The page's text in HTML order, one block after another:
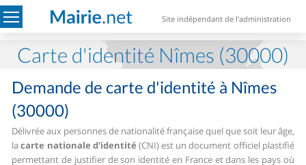
Site indépendant de l'administration
Carte d'identité Nîmes (30000)
Demande de carte d'identité à Nîmes
(30000)
Délivrée aux personnes de nationalité française quel que soit leur âge,
lacarte nationale d'identité (CNI) est un document officiel plastifié
permettant de justifier de son identité en France et dans les pays où